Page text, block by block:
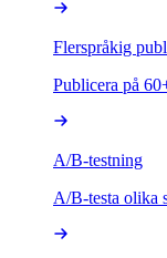
Flerspråkig
Publicera på
A/B-testning
A/B-testa olika